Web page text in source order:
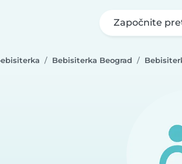
Započnite
Bebisiterka Beograd